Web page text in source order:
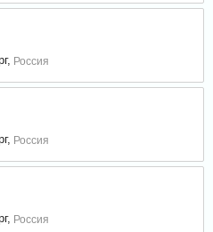
Россия
Россия
Россия